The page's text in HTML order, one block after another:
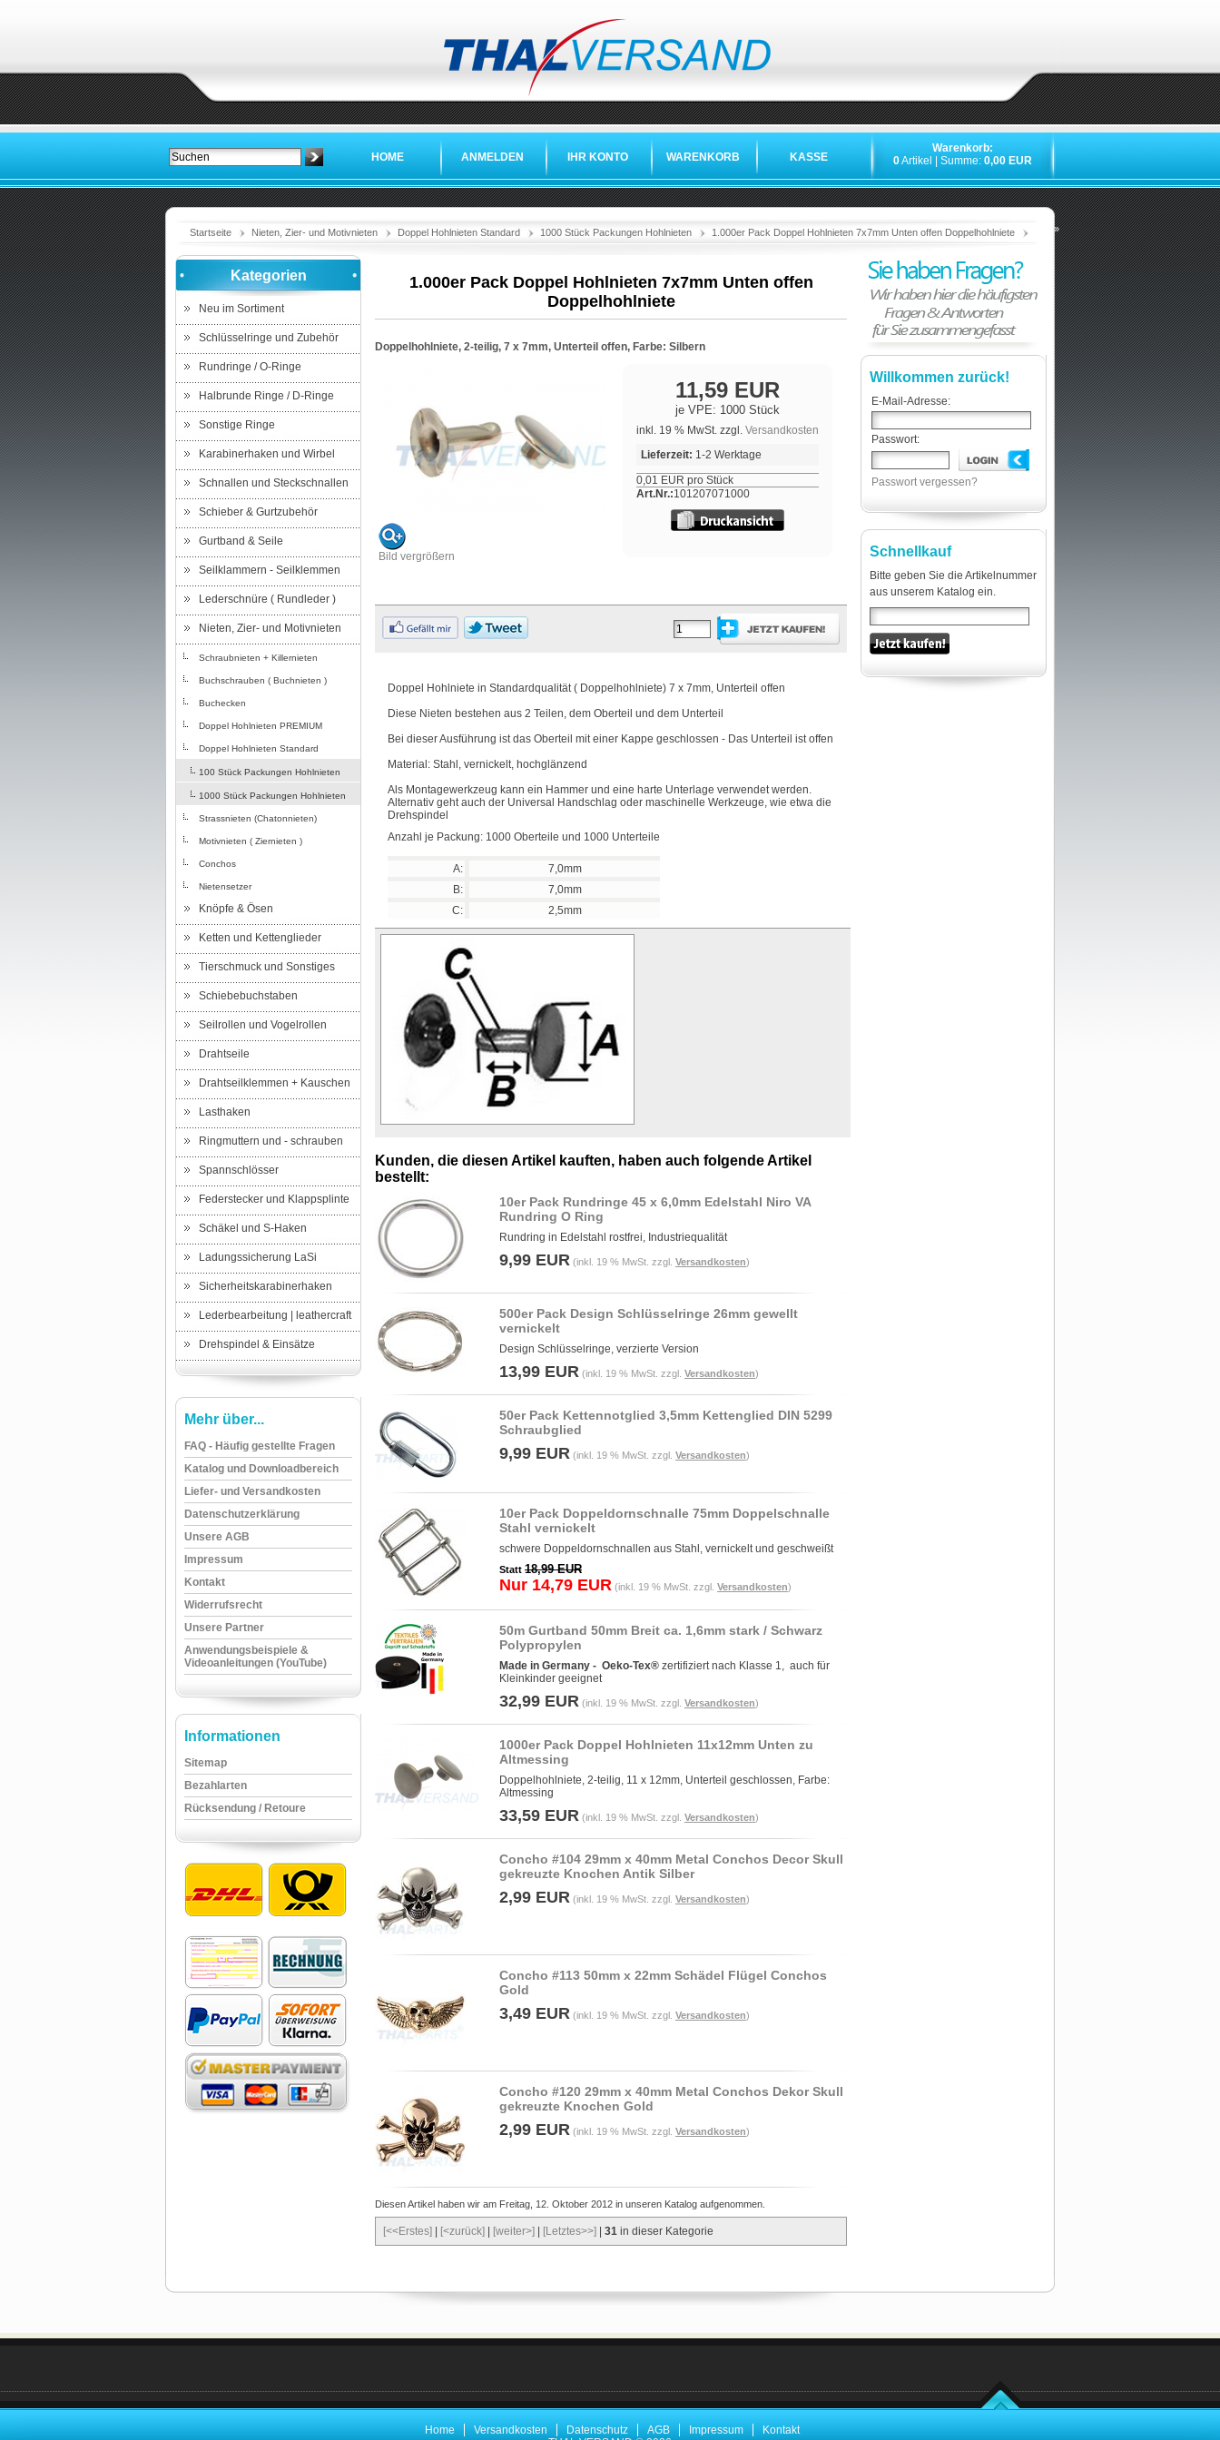
HOME ANMELDEN IHR KONTO WARENKORB KASSE
Warenkorb:
0Artikel | Summe: 0,00 EUR
Startseite Nieten, Zier- und Motivnieten Doppel Hohlnieten Standard 1000 Stück Packungen Hohlnieten »
1.000er Pack Doppel Hohlnieten 7x7mm Unten offen Doppelhohlniete
Kategorien
Neu im Sortiment
Schlüsselringe und Zubehör
Rundringe / O-Ringe
Halbrunde Ringe / D-Ringe
Sonstige Ringe
Karabinerhaken und Wirbel
Schnallen und Steckschnallen
Schieber & Gurtzubehör
Gurtband & Seile
Seilklammern - Seilklemmen
Lederschnüre ( Rundleder )
Nieten, Zier- und Motivnieten
Schraubnieten + Killernieten
Buchschrauben ( Buchnieten )
Buchecken
Doppel Hohlnieten PREMIUM
Doppel Hohlnieten Standard
100 Stück Packungen Hohlnieten
1000 Stück Packungen Hohlnieten
Strassnieten (Chatonnieten)
Motivnieten ( Ziernieten )
Conchos
Nietensetzer
Knöpfe & Ösen
Ketten und Kettenglieder
Tierschmuck und Sonstiges
Schiebebuchstaben
Seilrollen und Vogelrollen
Drahtseile
Drahtseilklemmen + Kauschen
Lasthaken
Ringmuttern und - schrauben
Spannschlösser
Federstecker und Klappsplinte
Schäkel und S-Haken
Ladungssicherung LaSi
Sicherheitskarabinerhaken
Lederbearbeitung | leathercraft
Drehspindel & Einsätze
Mehr über...
FAQ - Häufig gestellte Fragen
Katalog und Downloadbereich
Liefer- und Versandkosten
Datenschutzerklärung
Unsere AGB
Impressum
Kontakt
Widerrufsrecht
Unsere Partner
Anwendungsbeispiele &
Videoanleitungen (YouTube)
Informationen
Sitemap
Bezahlarten
Rücksendung / Retoure
1.000er Pack Doppel Hohlnieten 7x7mm Unten offen
Doppelhohlniete
Doppelhohlniete, 2-teilig, 7 x 7mm, Unterteil offen, Farbe: Silbern
Bild vergrößern
11,59 EUR
je VPE: 1000 Stück
inkl. 19 % MwSt. zzgl. Versandkosten
Lieferzeit: 1-2 Werktage
0,01 EUR pro Stück
Art.Nr.:101207071000
Doppel Hohlniete in Standardqualität ( Doppelhohlniete) 7 x 7mm, Unterteil offen
Diese Nieten bestehen aus 2 Teilen, dem Oberteil und dem Unterteil
Bei dieser Ausführung ist das Oberteil mit einer Kappe geschlossen - Das Unterteil ist offen
Material: Stahl, vernickelt, hochglänzend
Als Montagewerkzeug kann ein Hammer und eine harte Unterlage verwendet werden.
Alternativ geht auch der Universal Handschlag oder maschinelle Werkzeuge, wie etwa die
Drehspindel
Anzahl je Packung: 1000 Oberteile und 1000 Unterteile
A:
7,0mm
B:
7,0mm
C:
2,5mm
Kunden, die diesen Artikel kauften, haben auch folgende Artikel
bestellt:
10er Pack Rundringe 45 x 6,0mm Edelstahl Niro VA
Rundring O Ring
Rundring in Edelstahl rostfrei, Industriequalität
9,99 EUR (inkl. 19 % MwSt. zzgl. Versandkosten)
500er Pack Design Schlüsselringe 26mm gewellt
vernickelt
Design Schlüsselringe, verzierte Version
13,99 EUR (inkl. 19 % MwSt. zzgl. Versandkosten)
50er Pack Kettennotglied 3,5mm Kettenglied DIN 5299
Schraubglied
9,99 EUR (inkl. 19 % MwSt. zzgl. Versandkosten)
10er Pack Doppeldornschnalle 75mm Doppelschnalle
Stahl vernickelt
schwere Doppeldornschnallen aus Stahl, vernickelt und geschweißt
Statt 18,99 EUR
Nur 14,79 EUR (inkl. 19 % MwSt. zzgl. Versandkosten)
50m Gurtband 50mm Breit ca. 1,6mm stark / Schwarz
Polypropylen
Made in Germany - Oeko-Tex® zertifiziert nach Klasse 1, auch für
Kleinkinder geeignet
32,99 EUR (inkl. 19 % MwSt. zzgl. Versandkosten)
1000er Pack Doppel Hohlnieten 11x12mm Unten zu
Altmessing
Doppelhohlniete, 2-teilig, 11 x 12mm, Unterteil geschlossen, Farbe:
Altmessing
33,59 EUR (inkl. 19 % MwSt. zzgl. Versandkosten)
Concho #104 29mm x 40mm Metal Conchos Decor Skull
gekreuzte Knochen Antik Silber
2,99 EUR (inkl. 19 % MwSt. zzgl. Versandkosten)
Concho #113 50mm x 22mm Schädel Flügel Conchos
Gold
3,49 EUR (inkl. 19 % MwSt. zzgl. Versandkosten)
Concho #120 29mm x 40mm Metal Conchos Dekor Skull
gekreuzte Knochen Gold
2,99 EUR (inkl. 19 % MwSt. zzgl. Versandkosten)
Diesen Artikel haben wir am Freitag, 12. Oktober 2012 in unseren Katalog aufgenommen.
[<<Erstes] [<zurück] [weiter>] [Letztes>>] 31 in dieser Kategorie
Willkommen zurück!
E-Mail-Adresse:
Passwort:
Passwort vergessen?
Schnellkauf
Bitte geben Sie die Artikelnummer
aus unserem Katalog ein.
Home Versandkosten Datenschutz AGB Impressum
Kontakt